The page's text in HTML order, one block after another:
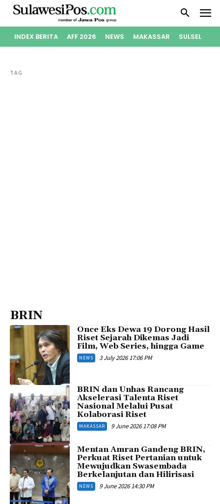
INDEX BERITA AFF 2026 NEWS MAKASSAR SULSEL
TAG
BRIN
Once Eks Dewa 19 Dorong Hasil
Riset Sejarah Dikemas Jadi
Film, Web Series, hingga Game
NEWS 3 July 2026 17:06 PM
BRIN dan Unhas Rancang
Akselerasi Talenta Riset
Nasional Melalui Pusat
Kolaborasi Riset
MAKASSAR 9 June 2026 17:08 PM
Mentan Amran Gandeng BRIN,
Perkuat Riset Pertanian untuk
Mewujudkan Swasembada
Berkelanjutan dan Hilirisasi
NEWS 9 June 2026 14:30 PM